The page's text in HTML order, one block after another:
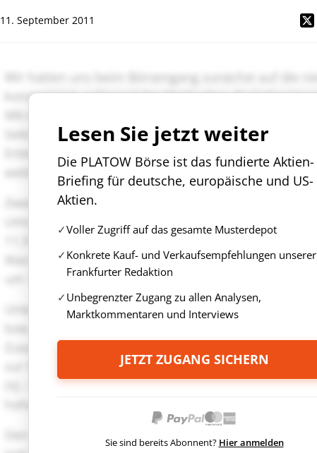
11. September 2011
Lesen Sie jetzt weiter
Die PLATOW Börse ist das fundierte Aktien-
Briefing für deutsche, europäische und US-
Aktien.
Voller Zugriff auf das gesamte Musterdepot
Konkrete Kauf- und Verkaufsempfehlungen unserer
Frankfurter Redaktion
Unbegrenzter Zugang zu allen Analysen,
Marktkommentaren und Interviews
JETZT ZUGANG SICHERN
Sie sind bereits Abonnent? Hier anmelden